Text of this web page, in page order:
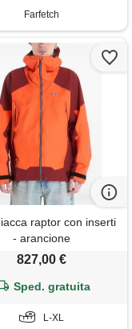
Farfetch
raptor con inserti
- arancione
827,00 €
Sped. gratuita
L-XL